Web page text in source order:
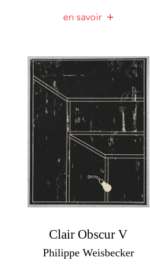
en savoir
Clair Obscur V
Philippe Weisbecker